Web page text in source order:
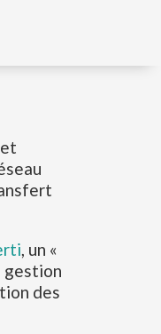
, un «
gestion
des